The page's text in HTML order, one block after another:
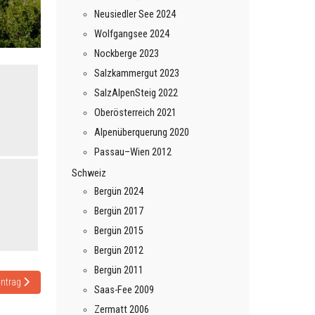
Beitrag: Interislander: Wellington – Picton
Neusiedler See 2024
Wolfgangsee 2024
Nockberge 2023
Salzkammergut 2023
SalzAlpenSteig 2022
Oberösterreich 2021
Alpenüberquerung 2020
Passau–Wien 2012
Schweiz
Bergün 2024
Bergün 2017
Bergün 2015
Bergün 2012
Bergün 2011
Saas-Fee 2009
Zermatt 2006